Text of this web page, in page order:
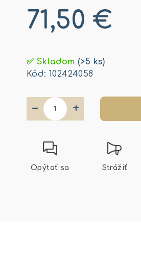
71,50 €
cena:
✅ Skladom (>5 ks)
Kód: 102424058
+
−
Opýtať sa Strážiť